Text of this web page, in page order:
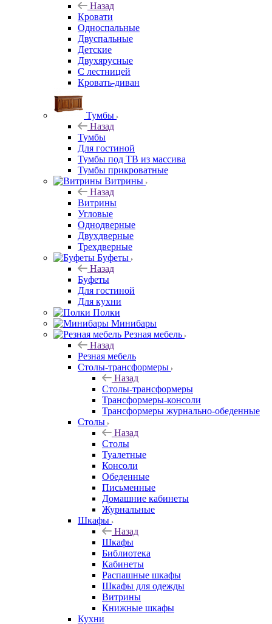
Назад
Кровати
Односпальные
Двуспальные
Детские
Двухярусные
С лестницей
Кровать-диван
Тумбы
Назад
Тумбы
Для гостиной
Тумбы под ТВ из массива
Тумбы прикроватные
Витрины
Назад
Витрины
Угловые
Однодверные
Двухдверные
Трехдверные
Буфеты
Назад
Буфеты
Для гостиной
Для кухни
Полки
Минибары
Резная мебель
Назад
Резная мебель
Столы-трансформеры
Назад
Столы-трансформеры
Трансформеры-консоли
Трансформеры журнально-обеденные
Столы
Назад
Столы
Туалетные
Консоли
Обеденные
Письменные
Домашние кабинеты
Журнальные
Шкафы
Назад
Шкафы
Библиотека
Кабинеты
Распашные шкафы
Шкафы для одежды
Витрины
Книжные шкафы
Кухни